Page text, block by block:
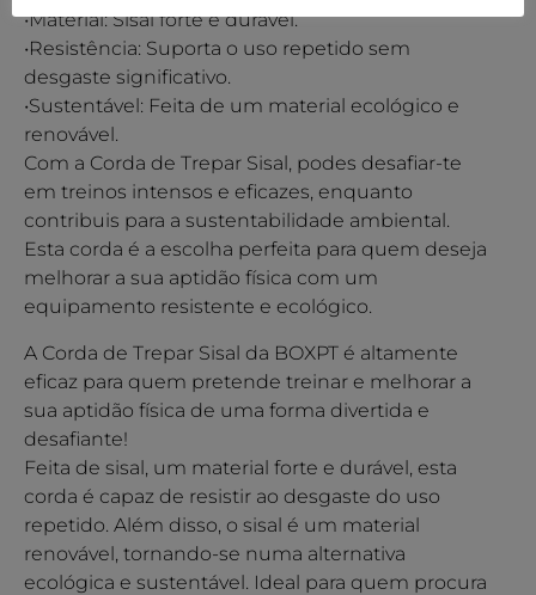
•Material: Sisal forte e durável.
•Resistência: Suporta o uso repetido sem
desgaste significativo.
•Sustentável: Feita de um material ecológico e
renovável.
Com a Corda de Trepar Sisal, podes desafiar-te
em treinos intensos e eficazes, enquanto
contribuis para a sustentabilidade ambiental.
Esta corda é a escolha perfeita para quem deseja
melhorar a sua aptidão física com um
equipamento resistente e ecológico.
A Corda de Trepar Sisal da BOXPT é altamente
eficaz para quem pretende treinar e melhorar a
sua aptidão física de uma forma divertida e
desafiante!
Feita de sisal, um material forte e durável, esta
corda é capaz de resistir ao desgaste do uso
repetido. Além disso, o sisal é um material
renovável, tornando-se numa alternativa
ecológica e sustentável. Ideal para quem procura